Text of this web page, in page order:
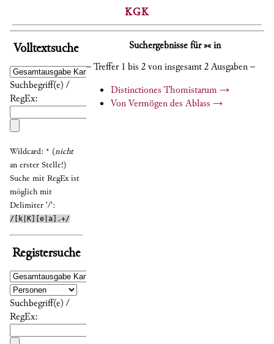
KGK
Volltextsuche
Suchbegriff(e) /
RegEx:
Wildcard: * (nicht
an erster Stelle!)
Suche mit RegEx ist
möglich mit
Delimiter '/':
/[k|K][e|a].+/
Registersuche
Suchbegriff(e) /
RegEx:
Suchergebnisse für »« in
– Treffer 1 bis 2 von insgesamt 2 Ausgaben –
Distinctiones Thomistarum →
Von Vermögen des Ablass →